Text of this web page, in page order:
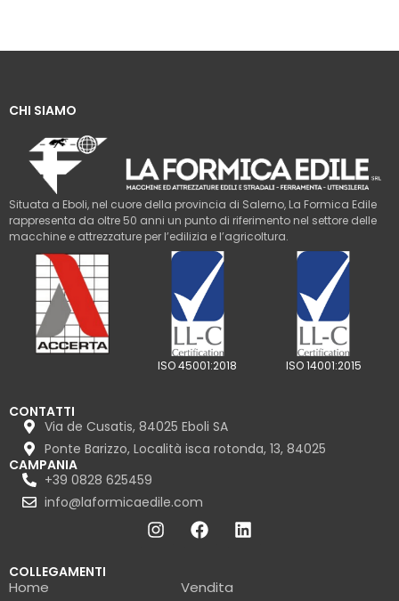
CHI SIAMO
Situata a Eboli, nel cuore della provincia di Salerno, La Formica Edile
rappresenta da oltre 50 anni un punto di riferimento nel settore delle
macchine e attrezzature per l’edilizia e l’agricoltura.
ISO 45001:2018 ISO 14001:2015
CONTATTI
Via de Cusatis, 84025 Eboli SA
Ponte Barizzo, Località isca rotonda, 13, 84025
CAMPANIA
+39 0828 625459
info@laformicaedile.com
COLLEGAMENTI
Home
Vendita